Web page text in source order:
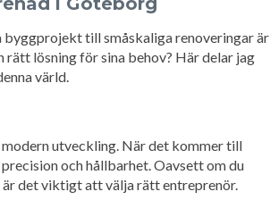
byggprojekt till småskaliga renoveringar är
lösning för sina behov? Här delar jag
värld.
utveckling. När det kommer till
och hållbarhet. Oavsett om du
det viktigt att välja rätt entreprenör.